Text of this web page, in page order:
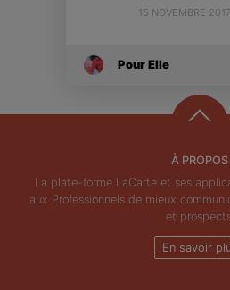
15 NOVEMBRE 2017
Pour Elle
À PROPOS
La plate-forme LaCarte et ses
aux Professionnels de mieux
et
En savoir